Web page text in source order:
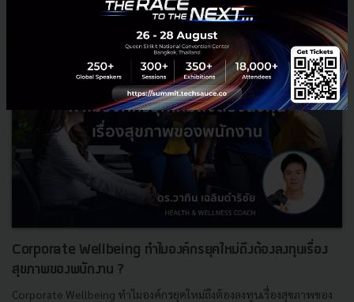
Corporate Wellbeing ทำไมองค์กรยุคใหม่ถึงต้องลงทุนเรื่อง
สุขภาพของพนักงาน ?
Corporate Wellbeing ทำไมองค์กรยุคใหม่ถึงต้องลงทุนเรื่องสุขภาพของ